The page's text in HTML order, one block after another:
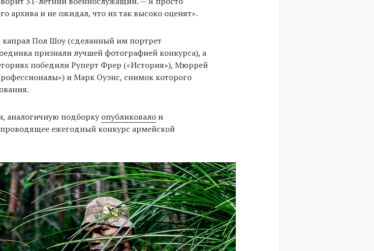
архива и не ожидал, что их так высоко оценят».
Пол Шоу (сделанный им портрет
признали лучшей фотографией конкурса), а
победили Руперт Фрер («История»), Мюррей
и Марк Оуэнс, снимок которого
аналогичную подборкуопубликовало и
ежегодный конкурс армейской